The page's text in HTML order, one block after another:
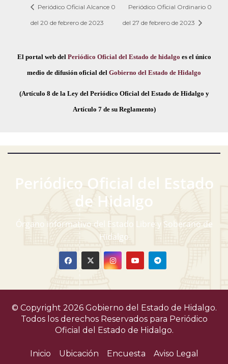
Periódico Oficial Alcance 0
del 20 de febrero de 2023
Periódico Oficial Ordinario 0
del 27 de febrero de 2023
El portal web del Periódico Oficial del Estado de hidalgo es el único
medio de difusión oficial del Gobierno del Estado de Hidalgo
(Artículo 8 de la Ley del Periódico Oficial del Estado de Hidalgo y
Artículo 7 de su Reglamento)
Periódico Oficial del Estado
de Hidalgo
Órgano informativo del Estado Libre y Soberano de
Hidalgo
© Copyright 2026 Gobierno del Estado de Hidalgo.
Todos los derechos Reservados para Periódico
Oficial del Estado de Hidalgo.
Inicio Ubicación Encuesta Aviso Legal